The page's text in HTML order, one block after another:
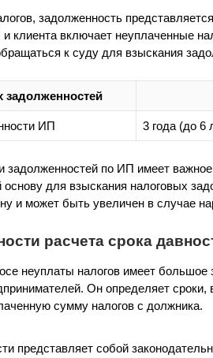
задолженность
клиента включает неуплаченные
к суду для взыскания
задолженностей
ИП 3 года (до 6
задолженностей по ИП имеет
основу для взыскания налоговых
и может быть увеличен в случае
расчета срока
неуплаты налогов имеет большое
Он определяет сроки,
сумму налогов с должника.
представляет собой